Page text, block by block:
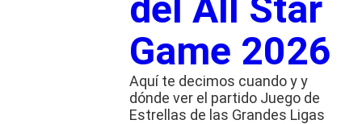
Game 2026
Aquí te decimos cuando y y
dónde ver el partido Juego de
Estrellas de las Grandes Ligas